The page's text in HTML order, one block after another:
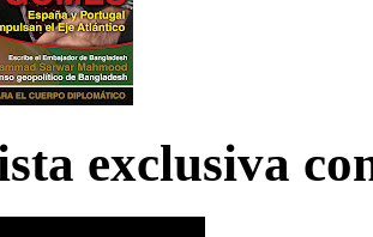
exclusiva